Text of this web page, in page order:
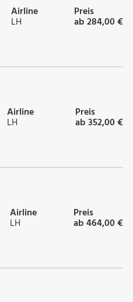
Airline
LH
Preis
ab 284,00 €
Airline
LH
Preis
ab 352,00 €
Airline
LH
Preis
ab 464,00 €